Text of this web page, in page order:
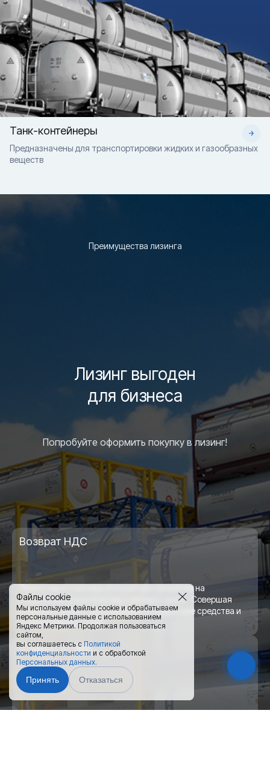
Танк-контейнеры
Предназначены для транспортировки жидких и газообразных
веществ
Преимущества лизинга
Лизинг выгоден
для бизнеса
Попробуйте оформить покупку в лизинг!
Возврат НДС
Лизинговые платежи относятся к затратам на
себестоимость и поэтому снижают налог. Совершая
покупку в лизинг, вы сохраняете оборотные средства и
можете вернуть НДС.
Ставка от 18%